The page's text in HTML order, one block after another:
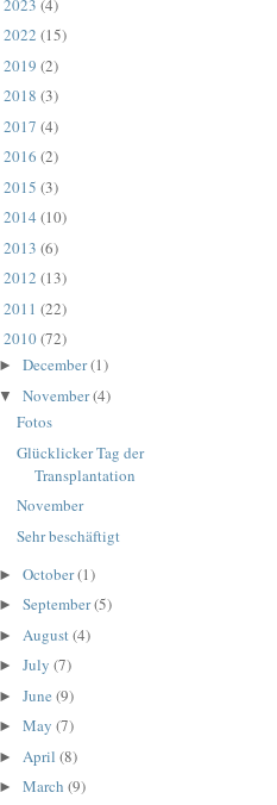
2022 (15)
2019 (2)
2018 (3)
2017 (4)
2016 (2)
2015 (3)
2014 (10)
2013 (6)
2012 (13)
2011 (22)
2010(72)
► December(1)
▼ November(4)
Fotos
Glücklicker Tag der
Transplantation
November
Sehr beschäftigt
► October(1)
► September(5)
► August (4)
► July (7)
► June (9)
► May (7)
► April (8)
► March (9)